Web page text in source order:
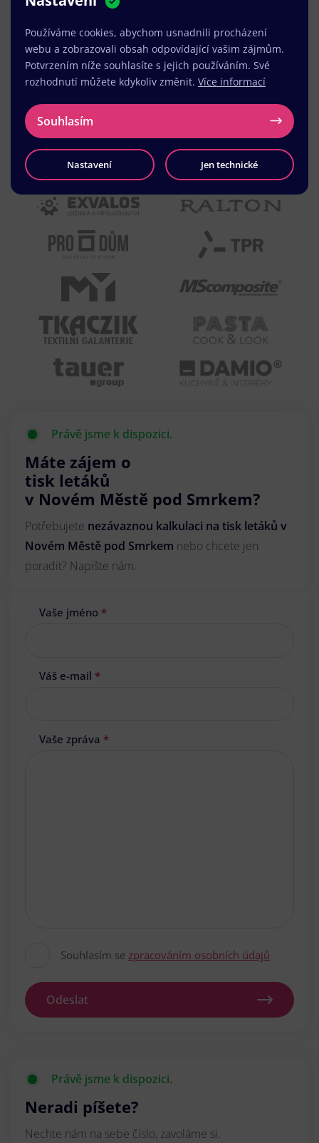
Právě jsme k dispozici.
Máte zájem o
tisk letáků
v Novém Městě pod Smrkem?
Potřebujete nezávaznou kalkulaci na tisk letáků v
Novém Městě pod Smrkem nebo chcete jen
poradit? Napište nám.
Vaše jméno *
Váš e-mail *
Vaše zpráva *
Souhlasím se zpracováním osobních údajů
Odeslat
Právě jsme k dispozici.
Neradi píšete?
Nechte nám na sebe číslo, zavoláme si.
Používáme cookies, abychom usnadnili procházení
webu a zobrazovali obsah odpovídající vašim zájmům.
Potvrzením níže souhlasíte s jejich používáním. Své
rozhodnutí můžete kdykoliv změnit. Více informací
Souhlasím
Nastavení Jen technické